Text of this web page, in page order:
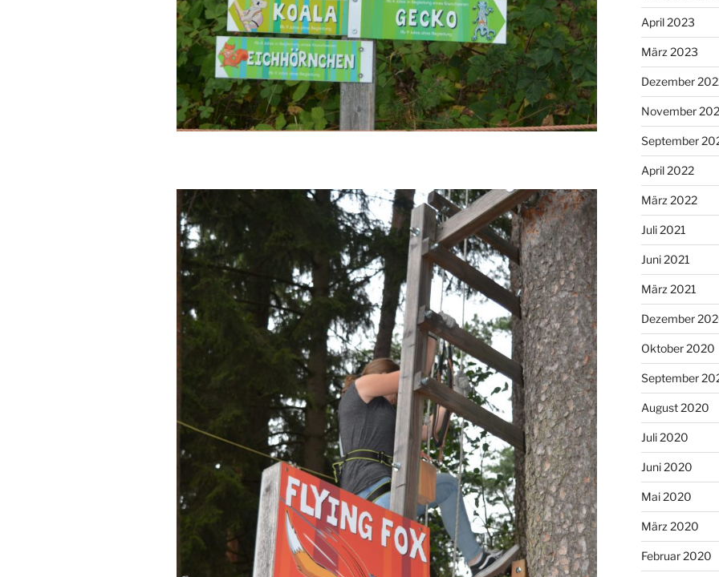
April 2023
März 2023
Dezember
November
September
April 2022
März 2022
Juli 2021
Juni 2021
März 2021
Dezember
Oktober 2020
September
August 2020
Juli 2020
Juni 2020
Mai 2020
März 2020
Februar 2020